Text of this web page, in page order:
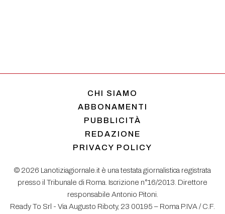
CHI SIAMO
ABBONAMENTI
PUBBLICITÀ
REDAZIONE
PRIVACY POLICY
© 2026 Lanotiziagiornale.it è una testata giornalistica registrata
presso il Tribunale di Roma. Iscrizione n°16/2013. Direttore
responsabile Antonio Pitoni.
Ready To Srl - Via Augusto Riboty, 23 00195 – Roma P.IVA / C.F.